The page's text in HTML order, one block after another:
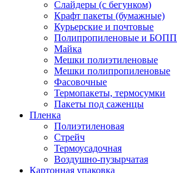
Слайдеры (с бегунком)
Крафт пакеты (бумажные)
Курьерские и почтовые
Полипропиленовые и БОПП
Майка
Мешки полиэтиленовые
Мешки полипропиленовые
Фасовочные
Термопакеты, термосумки
Пакеты под саженцы
Пленка
Полиэтиленовая
Стрейч
Термоусадочная
Воздушно-пузырчатая
Картонная упаковка